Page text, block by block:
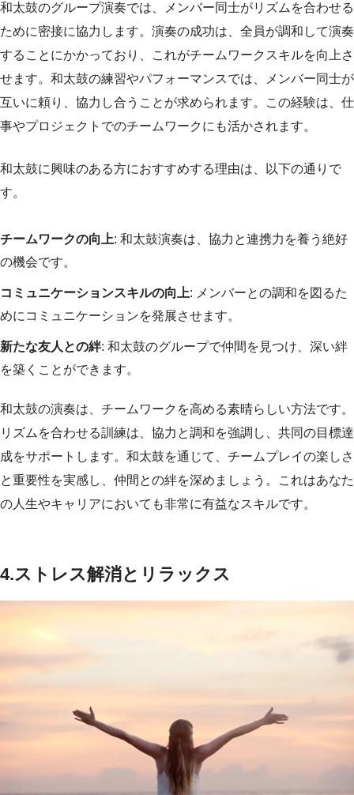
和太鼓のグループ演奏では、メンバー同士がリズムを合わせる
ために密接に協力します。演奏の成功は、全員が調和して演奏
することにかかっており、これがチームワークスキルを向上さ
せます。和太鼓の練習やパフォーマンスでは、メンバー同士が
互いに頼り、協力し合うことが求められます。この経験は、仕
事やプロジェクトでのチームワークにも活かされます。
和太鼓に興味のある方におすすめする理由は、以下の通りで
す。
チームワークの向上: 和太鼓演奏は、協力と連携力を養う絶好
の機会です。
コミュニケーションスキルの向上: メンバーとの調和を図るた
めにコミュニケーションを発展させます。
新たな友人との絆: 和太鼓のグループで仲間を見つけ、深い絆
を築くことができます。
和太鼓の演奏は、チームワークを高める素晴らしい方法です。
リズムを合わせる訓練は、協力と調和を強調し、共同の目標達
成をサポートします。和太鼓を通じて、チームプレイの楽しさ
と重要性を実感し、仲間との絆を深めましょう。これはあなた
の人生やキャリアにおいても非常に有益なスキルです。
4.ストレス解消とリラックス